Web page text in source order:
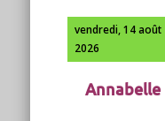
vendredi, 14 août
2026
Annabelle